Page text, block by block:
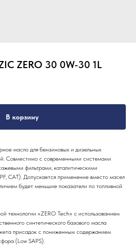
ZERO 30 0W-30 1L
В корзину
масло для бензиновых и дизельных
Совместимо с современными системами
фильтрами, каталитическими
CAT). Допускается применение вместо масел
будет меньшие показатели по топливной
технологии «ZERO Tech» с использованием
синтетического базового масла
присадок с пониженным содержанием
(Low SAPS).